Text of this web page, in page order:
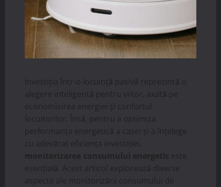
Investiția într-o locuință pasivă reprezintă o
alegere inteligentă pentru viitor, axată pe
economisirea energiei și confortul
locuitorilor. Însă, pentru a optimiza
performanța energetică a casei și a înțelege
cu adevărat eficiența investiției,
monitorizarea consumului energetic este
esențială. Acest articol explorează diverse
aspecte ale monitorizării consumului de